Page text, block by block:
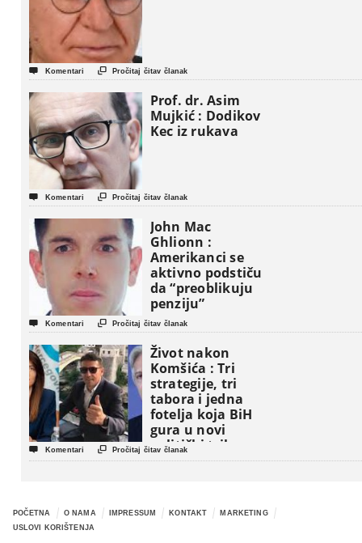
 Komentari  Pročitaj čitav članak
Prof. dr. Asim
Mujkić : Dodikov
Kec iz rukava
 Komentari  Pročitaj čitav članak
John Mac
Ghlionn :
Amerikanci se
aktivno podstiču
da “preoblikuju
penziju”
 Komentari  Pročitaj čitav članak
Život nakon
Komšića : Tri
strategije, tri
tabora i jedna
fotelja koja BiH
gura u novi
politički triler
 Komentari  Pročitaj čitav članak
POČETNA O NAMA IMPRESSUM KONTAKT
MARKETING
USLOVI KORIŠTENJA